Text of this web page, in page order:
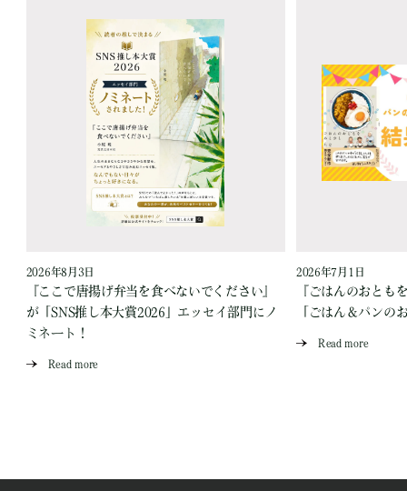
2026年8月3日
『ここで唐揚げ弁当を食べないでください』
が「SNS推し本大賞2026」エッセイ部門にノ
ミネート！
Read more
2026年7月1日
『ごはんのおとも
「ごはん＆パンの
Read more